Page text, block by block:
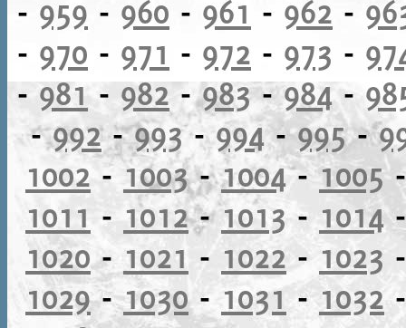
- 959 - 960 - 961 - 962 -
- 970 - 971 - 972 - 973 -
-981-982-983-984-
-992-993-994-995-
1002 -1003-1004-1005
1011 - 1012-1013- 1014
1020- 1021 - 1022 - 1023
1029-1030-1031 -1032